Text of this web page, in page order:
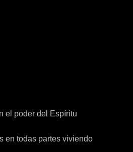
el poder del Espíritu
en todas partes viviendo